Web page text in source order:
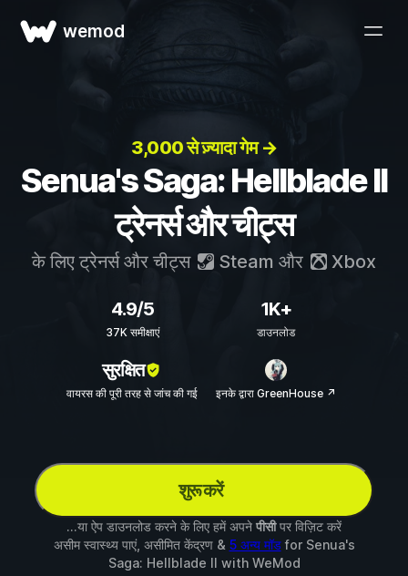
wemod
3,000 से ज़्यादा गेम →
Senua's Saga: Hellblade II
ट्रेनर्स और चीट्स
के लिए ट्रेनर्स और चीट्स Steam और Xbox
4.9/5
37K समीक्षाएं
1K+
डाउनलोड
सुरक्षित
वायरस की पूरी तरह से जांच की गई इनके द्वारा GreenHouse ↗
शुरू करें
...या ऐप डाउनलोड करने के लिए हमें अपने पीसीपर विज़िट करें
असीम स्वास्थ्य पाएं, असीमित केंद्रण & 5 अन्य मॉडfor Senua's
Saga: Hellblade II with WeMod